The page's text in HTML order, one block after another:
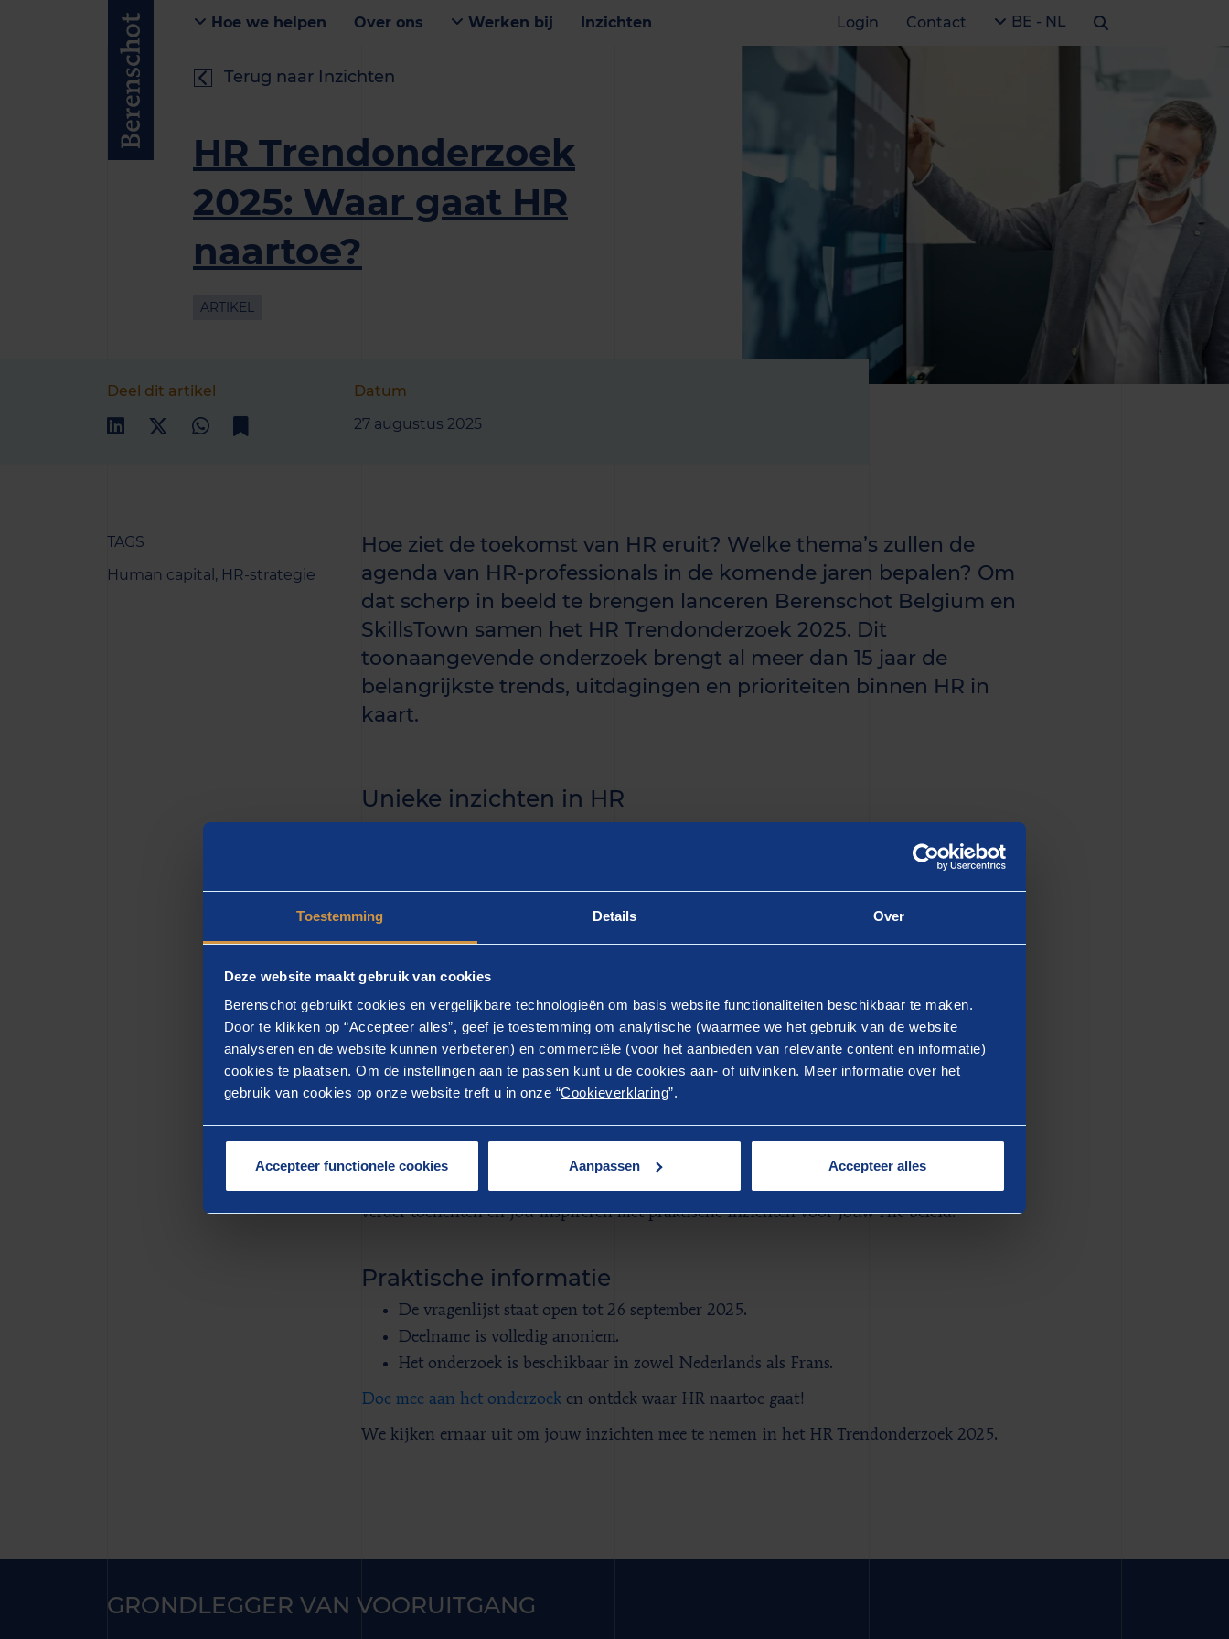
Toestemming Details Over
Deze website maakt gebruik van cookies
Berenschot gebruikt cookies en vergelijkbare technologieën om basis website functionaliteiten beschikbaar te maken.
Door te klikken op “Accepteer alles”, geef je toestemming om analytische (waarmee we het gebruik van de website
analyseren en de website kunnen verbeteren) en commerciële (voor het aanbieden van relevante content en informatie)
cookies te plaatsen. Om de instellingen aan te passen kunt u de cookies aan- of uitvinken. Meer informatie over het
gebruik van cookies op onze website treft u in onze “Cookieverklaring”.
Accepteer functionele cookies Aanpassen Accepteer alles
Hoe we helpen Over ons Werken bij Inzichten Login Contact BE - NL
Terug naar Inzichten
HR Trendonderzoek
2025: Waar gaat HR
naartoe?
ARTIKEL
Deel dit artikel
Datum
27 augustus 2025
TAGS
Human capital, HR-strategie
Hoe ziet de toekomst van HR eruit? Welke thema’s zullen de
agenda van HR-professionals in de komende jaren bepalen? Om
dat scherp in beeld te brengen lanceren Berenschot Belgium en
SkillsTown samen het HR Trendonderzoek 2025. Dit
toonaangevende onderzoek brengt al meer dan 15 jaar de
belangrijkste trends, uitdagingen en prioriteiten binnen HR in
kaart.
Unieke inzichten in HR
helder overzicht van hoe het vakgebied evolueert. Door deel te nemen, lever je niet alleen
je HR-beleid vandaag en morgen kunnen versterken.
Waarom deelnemen?
Als deelnemer profiteer je van een aantal concrete voordelen:
Je ontvangt als eerste het volledige onderzoeksrapport.
Je kan jouw organisatie vergelijken met de Belgische en Nederlandse markt.
Je geniet van exclusieve voordelen:
25% korting op één assessment bij Berenschot.
Bij voldoende respons organiseren we bovendien een exclusief event, waar we de resultaten
verder toelichten en jou inspireren met praktische inzichten voor jouw HR-beleid.
Praktische informatie
De vragenlijst staat open tot 26 september 2025.
Deelname is volledig anoniem.
Het onderzoek is beschikbaar in zowel Nederlands als Frans.
Doe mee aan het onderzoeken ontdek waar HR naartoe gaat!
We kijken ernaar uit om jouw inzichten mee te nemen in het HR Trendonderzoek 2025.
GRONDLEGGER VAN VOORUITGANG